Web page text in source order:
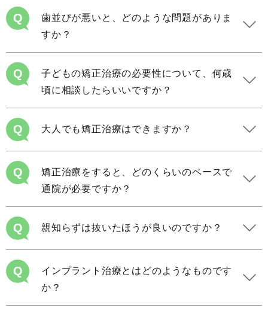
Q
歯並びが悪いと、どのような問題がありま
すか？
Q
子どもの矯正治療の必要性について、何歳
頃に相談したらいいですか？
Q 大人でも矯正治療はできますか？
Q
矯正治療をすると、どのくらいのペースで
通院が必要ですか？
Q 親知らずは抜いたほうが良いのですか？
Q
インプラント治療とはどのようなものです
か？